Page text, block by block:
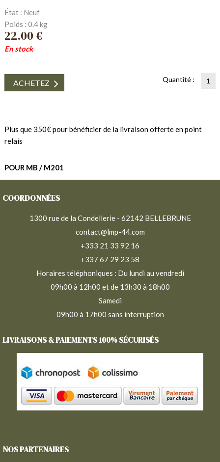
État : Neuf
Poids : 0.4 kg
22.00 €
En stock
Quantité :
ACHETEZ
Plus que 350€ pour bénéficier de la livraison offerte en point
relais
POUR MB / M201
COORDONNÉES
1300 rue de la Condellerie - 62142 BELLEBRUNE
contact@lmp-44.com
+333 21 33 92 16
+337 67 29 23 58
Horaires téléphoniques : Du lundi au vendredi
09h00 à 12h00 et de 13h30 à 18h00
Samedi
09h00 à 17h00 sans interruption
LIVRAISONS & PAIEMENTS 100% SÉCURISÉS
NOS PARTENAIRES